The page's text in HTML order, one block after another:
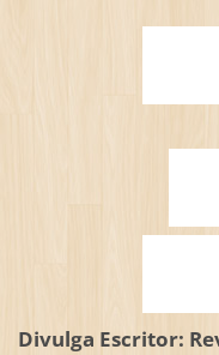
Divulga Escritor: